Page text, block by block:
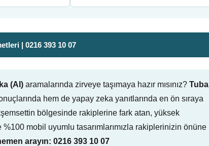
| 0216 393 10 07
(AI) aramalarında zirveye taşımaya hazır mısınız? Tuba
hem de yapay zeka yanıtlarında en ön sıraya
bölgesinde rakiplerine fark atan, yüksek
mobil uyumlu tasarımlarımızla rakiplerinizin önüne
arayın: 0216 393 10 07